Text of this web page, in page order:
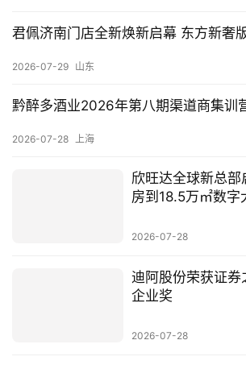
观
察
新
技
君佩济南门店全新焕新启幕 东方新奢
2026-07-29 山东
黔醉多酒业2026年第八期渠道商集训
2026-07-28 上海
欣旺达全球新总部
房到18.5万㎡数字
2026-07-28
迪阿股份荣获证券
企业奖
2026-07-28